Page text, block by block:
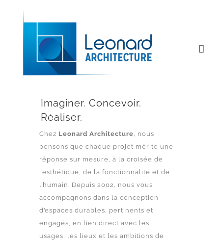
Imaginer. Concevoir.
Réaliser.
Chez Leonard Architecture, nous
pensons que chaque projet mérite une
réponse sur mesure, à la croisée de
l’esthétique, de la fonctionnalité et de
l’humain. Depuis 2002, nous vous
accompagnons dans la conception
d’espaces durables, pertinents et
engagés, en lien direct avec les
usages, les lieux et les ambitions de